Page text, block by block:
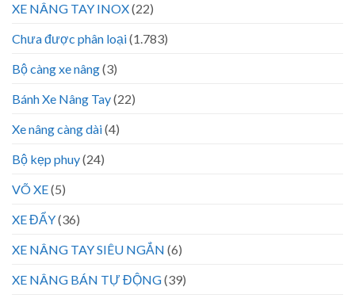
XE NÂNG TAY INOX(22)
Chưa được phân loại(1.783)
Bộ càng xe nâng(3)
Bánh Xe Nâng Tay(22)
Xe nâng càng dài(4)
Bộ kẹp phuy(24)
VÕ XE(5)
XE ĐẨY(36)
XE NÂNG TAY SIÊU NGẮN (6)
XE NÂNG BÁN TỰ ĐỘNG(39)